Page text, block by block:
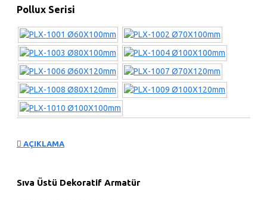
Pollux Serisi
AÇIKLAMA
Sıva Üstü Dekoratif Armatür